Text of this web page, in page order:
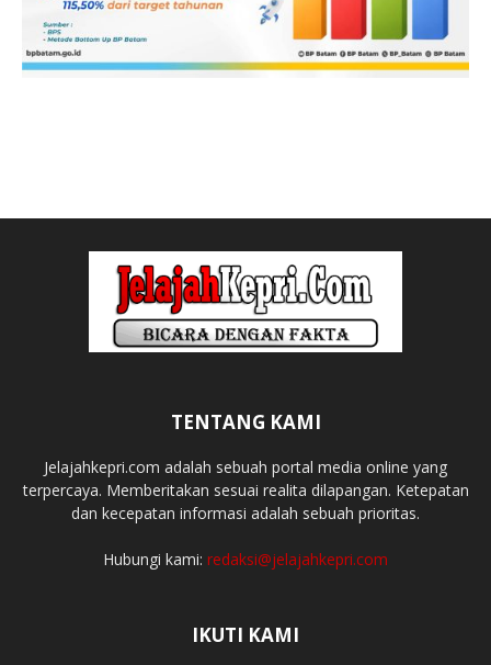
TENTANG KAMI
Jelajahkepri.com adalah sebuah portal media online yang
terpercaya. Memberitakan sesuai realita dilapangan. Ketepatan
dan kecepatan informasi adalah sebuah prioritas.
Hubungi kami: redaksi@jelajahkepri.com
IKUTI KAMI